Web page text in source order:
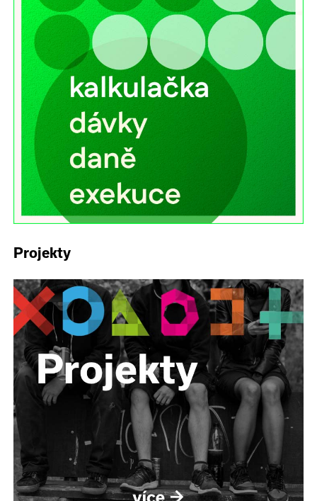
Projekty